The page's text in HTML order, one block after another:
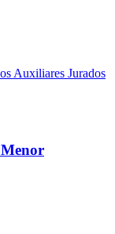
Auxiliares Jurados